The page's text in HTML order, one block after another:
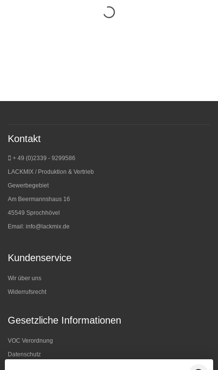
Kontakt
+ 49 (0)2339 - 9299586
LACKMIX / Produktion & Vertrieb
Gewerbegebiet
Am Beermannshaus 16
45549 Sprochhövel
Email: info@lackmix.de
Kundenservice
Wir über uns
Widerrufsrecht
Gesetzliche Informationen
VOC Verordnung
Datenschutz